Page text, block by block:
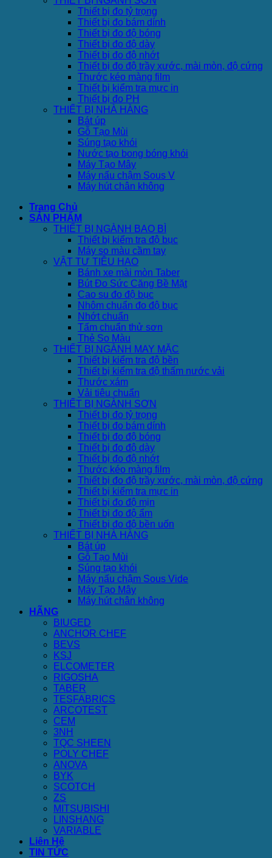
Thiết bị đo tỷ trọng
Thiết bị đo bám dính
Thiết bị đo độ bóng
Thiết bị đo độ dày
Thiết bị đo độ nhớt
Thiết bị đo độ trầy xước, mài mòn, độ cứng
Thước kéo màng film
Thiết bị kiểm tra mực in
Thiết bị đo PH
THIẾT BỊ NHÀ HÀNG
Bát úp
Gỗ Tạo Mùi
Súng tạo khói
Nước tạo bong bóng khói
Máy Tạo Mây
Máy nấu chậm Sous V
Máy hút chân không
Trang Chủ
SẢN PHẨM
THIẾT BỊ NGÀNH BAO BÌ
Thiết bị kiểm tra độ bục
Máy so màu cầm tay
VẬT TƯ TIÊU HAO
Bánh xe mài mòn Taber
Bút Đo Sức Căng Bề Mặt
Cao su đo độ bục
Nhôm chuẩn đo độ bục
Nhớt chuẩn
Tấm chuẩn thử sơn
Thẻ So Màu
THIẾT BỊ NGÀNH MAY MẶC
Thiết bị kiểm tra độ bền
Thiết bị kiểm tra độ thấm nước vải
Thước xám
Vải tiêu chuẩn
THIẾT BỊ NGÀNH SƠN
Thiết bị đo tỷ trọng
Thiết bị đo bám dính
Thiết bị đo độ bóng
Thiết bị đo độ dày
Thiết bị đo độ nhớt
Thước kéo màng film
Thiết bị đo độ trầy xước, mài mòn, độ cứng
Thiết bị kiểm tra mực in
Thiết bị đo độ mịn
Thiết bị đo độ ẩm
Thiết bị đo độ bền uốn
THIẾT BỊ NHÀ HÀNG
Bát úp
Gỗ Tạo Mùi
Súng tạo khói
Máy nấu chậm Sous Vide
Máy Tạo Mây
Máy hút chân không
HÃNG
BIUGED
ANCHOR CHEF
BEVS
KSJ
ELCOMETER
RIGOSHA
TABER
TESFABRICS
ARCOTEST
CEM
3NH
TQC SHEEN
POLY CHEF
ANOVA
BYK
SCOTCH
ZS
MITSUBISHI
LINSHANG
VARIABLE
Liên Hệ
TIN TỨC